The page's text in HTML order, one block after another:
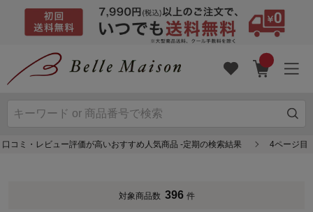
口コミ・レビュー評価が高いおすすめ人気商品 -定期の検索結果 4ページ目
対象商品数 396 件